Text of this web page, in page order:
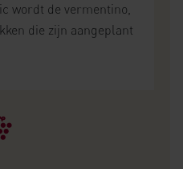
wordt de vermentino,
die zijn aangeplant